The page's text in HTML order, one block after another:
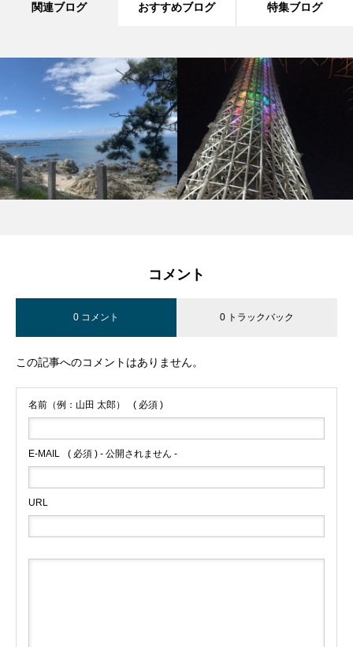
関連ブログ おすすめブログ 特集ブログ
コメント
0 コメント 0 トラックバック
この記事へのコメントはありません。
名前（例：山田 太郎） ( 必須 )
E-MAIL ( 必須 ) - 公開されません -
URL